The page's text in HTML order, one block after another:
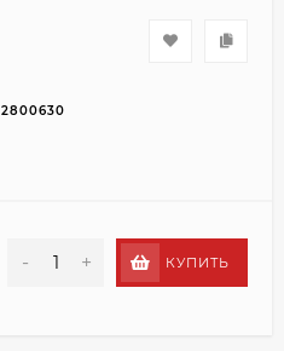
2800630
- + КУПИТЬ